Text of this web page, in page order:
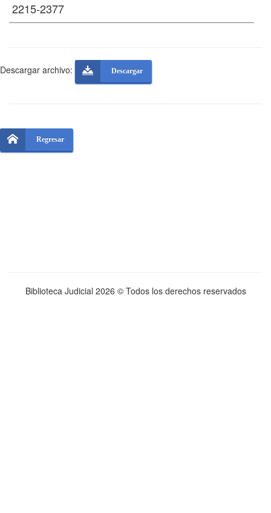
Descargar archivo: Descargar
Regresar
Biblioteca Judicial 2026 © Todos los derechos reservados